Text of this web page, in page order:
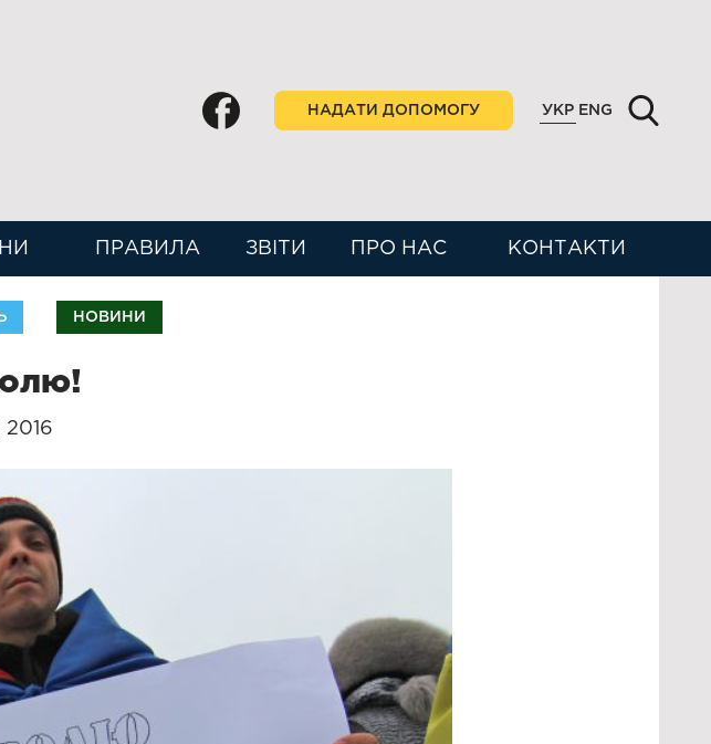
УКР ENG
НАДАТИ ДОПОМОГУ
ПРАВИЛА ЗВІТИ ПРО НАС КОНТАКТИ
НОВИНИ
2016